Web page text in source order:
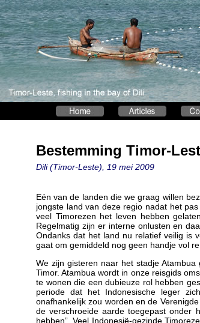
Bestemming Timor-
Dili (Timor-Leste), 19 mei 2009
Eén van de landen die we graag willen
jongste land van deze regio nadat het
veel Timorezen het leven hebben
Regelmatig zijn er interne onlusten en
Ondanks dat het land nu relatief veilig is
gaat om gemiddeld nog geen handje vol
We zijn gisteren naar het stadje
Timor. Atambua wordt in onze reisgids
te wonen die een dubieuze rol hebben
periode dat het Indonesische leger
onafhankelijk zou worden en de
de verschroeide aarde toegepast onder
hebben”. Veel Indonesië-gezinde